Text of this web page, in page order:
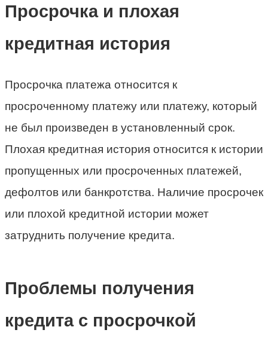
Просрочка и плохая
кредитная история
Просрочка платежа относится к
просроченному платежу или платежу, который
не был произведен в установленный срок.
Плохая кредитная история относится к истории
пропущенных или просроченных платежей,
дефолтов или банкротства. Наличие просрочек
или плохой кредитной истории может
затруднить получение кредита.
Проблемы получения
кредита с просрочкой